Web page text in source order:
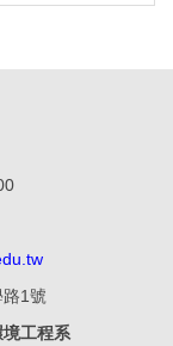
1號
工程系